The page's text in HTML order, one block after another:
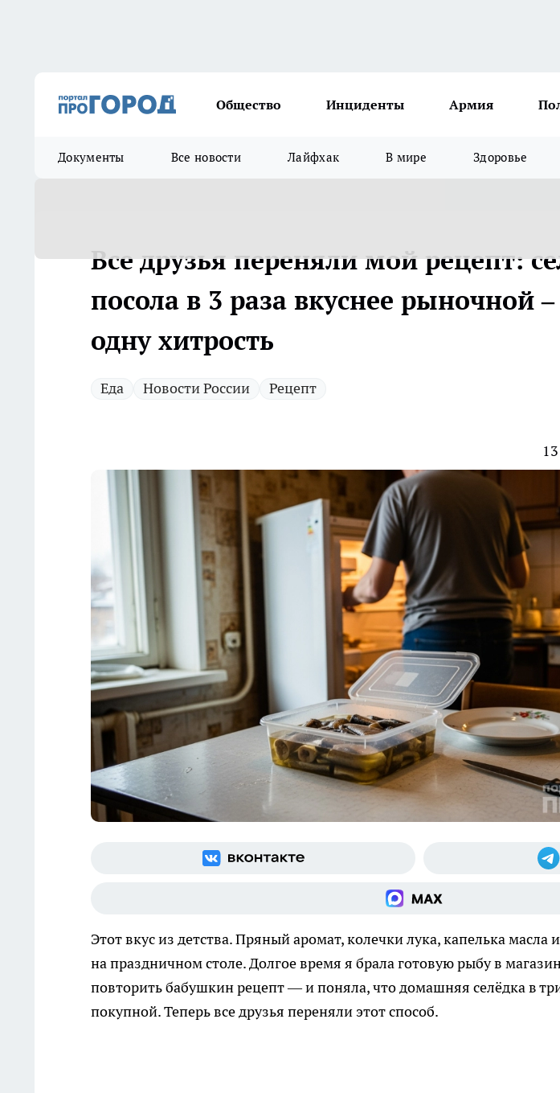
Общество Инциденты Армия
Документы Все новости Лайфхак В мире Здоровье
Все друзья переняли мой рецепт:
посола в 3 раза вкуснее рыночной
одну хитрость
Еда Новости России Рецепт
Этот вкус из детства. Пряный аромат, колечки лука, капелька масла
на праздничном столе. Долгое время я брала готовую рыбу в
повторить бабушкин рецепт — и поняла, что домашняя селёдка в
покупной. Теперь все друзья переняли этот способ.